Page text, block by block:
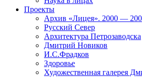
Проекты
Архив «Лицея». 2000 —
Русский Север
Архитектура Петрозаводска
Дмитрий Новиков
И.С.Фрадков
Здоровье
Художественная галерея